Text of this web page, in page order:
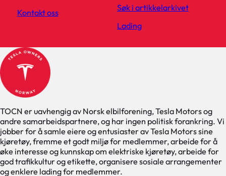
TOCN er uavhengig av Norsk elbilforening, Tesla Motors og
andre samarbeidspartnere, og har ingen politisk forankring. Vi
jobber for å samle eiere og entusiaster av Tesla Motors sine
kjøretøy, fremme et godt miljø for medlemmer, arbeide for å
øke interesse og kunnskap om elektriske kjøretøy, arbeide for
god trafikkultur og etikette, organisere sosiale arrangementer
og enklere lading for medlemmer.
Kontakt oss
Søk i artikkelarkivet
Lading